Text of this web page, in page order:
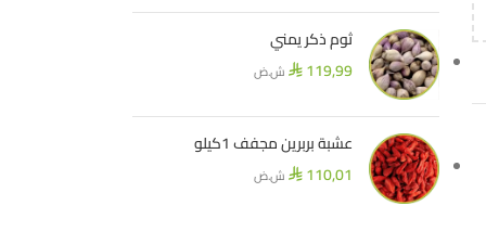
ثوم ذكر يمني
⃁ 119,99 ش.ض
عشبة بربرين مجفف 1كيلو
⃁ 110,01 ش.ض